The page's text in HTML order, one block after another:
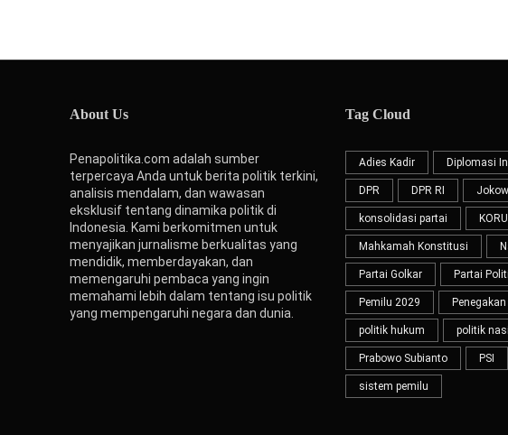
About Us
Penapolitika.com adalah sumber
terpercaya Anda untuk berita politik terkini,
analisis mendalam, dan wawasan
eksklusif tentang dinamika politik di
Indonesia. Kami berkomitmen untuk
menyajikan jurnalisme berkualitas yang
mendidik, memberdayakan, dan
memengaruhi pembaca yang ingin
memahami lebih dalam tentang isu politik
yang mempengaruhi negara dan dunia.
Tag Cloud
Adies Kadir Diplomasi
DPR DPR RI
konsolidasi partai
Mahkamah Konstitusi
Partai Golkar Partai
Pemilu 2029
politik hukum politik
Prabowo Subianto PSI
sistem pemilu